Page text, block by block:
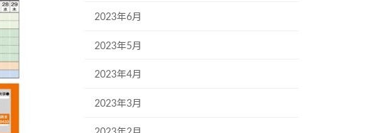
2023年6月
2023年5月
2023年4月
2023年3月